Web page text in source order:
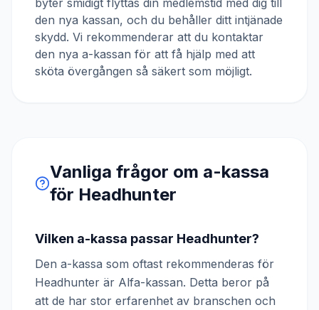
byter smidigt flyttas din medlemstid med dig till
den nya kassan, och du behåller ditt intjänade
skydd. Vi rekommenderar att du kontaktar
den nya a-kassan för att få hjälp med att
sköta övergången så säkert som möjligt.
Vanliga frågor om a-kassa
för Headhunter
Vilken a-kassa passar Headhunter?
Den a-kassa som oftast rekommenderas för
Headhunter är Alfa-kassan. Detta beror på
att de har stor erfarenhet av branschen och